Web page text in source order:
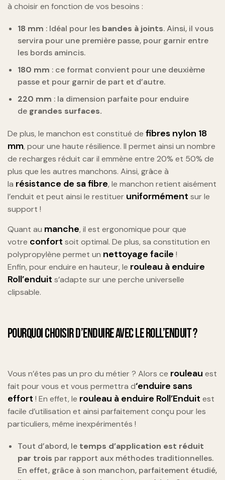
à choisir en fonction de vos besoins :
18 mm : Idéal pour les bandes à joints. Ainsi, il vous
servira pour une première passe, pour garnir entre
les bords amincis.
180 mm : ce format convient pour une deuxième
passe et pour garnir de part et d’autre.
220 mm : la dimension parfaite pour enduire
de grandes surfaces.
De plus, le manchon est constitué de fibres nylon 18
mm, pour une haute résilience. Il permet ainsi un nombre
de recharges réduit car il emmène entre 20% et 50% de
plus que les autres manchons. Ainsi, grâce à
la résistance de sa fibre, le manchon retient aisément
l’enduit et peut ainsi le restituer uniformément sur le
support !
Quant au manche, il est ergonomique pour que
votre confort soit optimal. De plus, sa constitution en
polypropylène permet un nettoyage facile !
Enfin, pour enduire en hauteur, le rouleau à enduire
Roll’enduit s’adapte sur une perche universelle
clipsable.
POURQUOI CHOISIR D’ENDUIRE AVEC LE ROLL’ENDUIT ?
Vous n’êtes pas un pro du métier ? Alors ce rouleau est
fait pour vous et vous permettra d‘enduire sans
effort ! En effet, le rouleau à enduire Roll’Enduit est
facile d’utilisation et ainsi parfaitement conçu pour les
particuliers, même inexpérimentés !
Tout d’abord, le temps d’application est réduit
par trois par rapport aux méthodes traditionnelles.
En effet, grâce à son manchon, parfaitement étudié,